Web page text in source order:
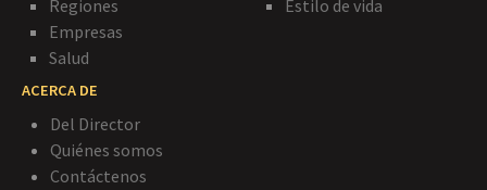
Regiones
Empresas
Salud
Estilo de vida
ACERCA DE
Del Director
Quiénes somos
Contáctenos